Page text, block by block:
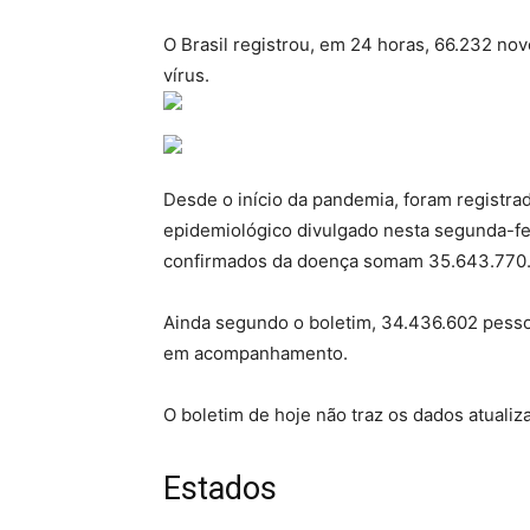
O Brasil registrou, em 24 horas, 66.232
vírus.
Desde o início da pandemia, foram
epidemiológico divulgado nesta segunda-
confirmados da doença somam 35.643.770.
Ainda segundo o boletim, 34.436.602
em acompanhamento.
O boletim de hoje não traz os dados
Estados